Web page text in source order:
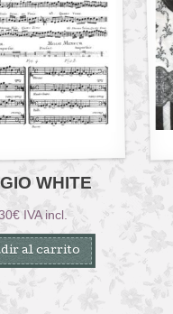
WHITE
€ IVA incl.
al carrito